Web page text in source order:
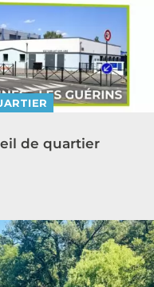
de quartier